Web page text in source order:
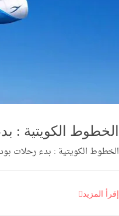
الخطوط الكويتية :
الخطوط الكويتية : بدء رحلات بودروم
إقرأ المزيد